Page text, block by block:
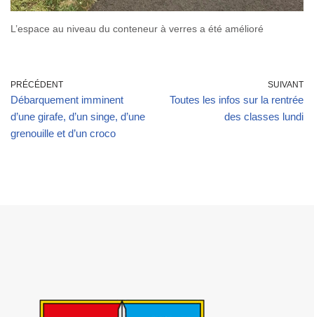
L’espace au niveau du conteneur à verres a été amélioré
PRÉCÉDENT
Débarquement imminent
d’une girafe, d’un singe, d’une
grenouille et d’un croco
SUIVANT
Toutes les infos sur la rentrée
des classes lundi